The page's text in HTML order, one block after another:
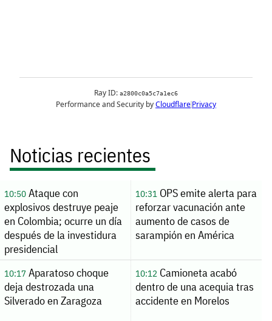
Noticias recientes
10:50Ataque con
explosivos destruye peaje
en Colombia; ocurre un día
después de la investidura
presidencial
10:31OPS emite alerta para
reforzar vacunación ante
aumento de casos de
sarampión en América
10:17Aparatoso choque
deja destrozada una
Silverado en Zaragoza
10:12Camioneta acabó
dentro de una acequia tras
accidente en Morelos